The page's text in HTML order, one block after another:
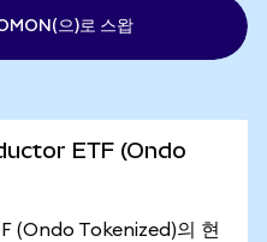
으)로 스왑
ETF (Ondo
(Ondo Tokenized)의 현